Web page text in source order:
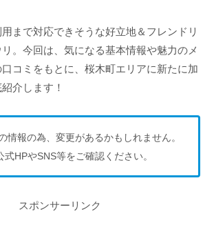
まで対応できそうな好立地＆フレンドリ
。今回は、気になる基本情報や魅力のメ
コミをもとに、桜木町エリアに新たに加
介します！
情報の為、変更があるかもしれません。
式HPやSNS等をご確認ください。
スポンサーリンク